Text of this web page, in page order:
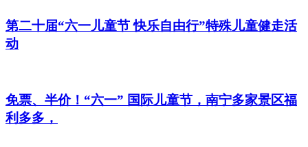
第二十届“六一儿童节 快乐自由行”特殊儿童健走活
动
免票、半价！“六一” 国际儿童节，南宁多家景区福
利多多，